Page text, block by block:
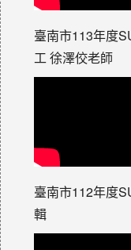
臺南市113年度
工 徐澤佼老師
臺南市112年度
輯